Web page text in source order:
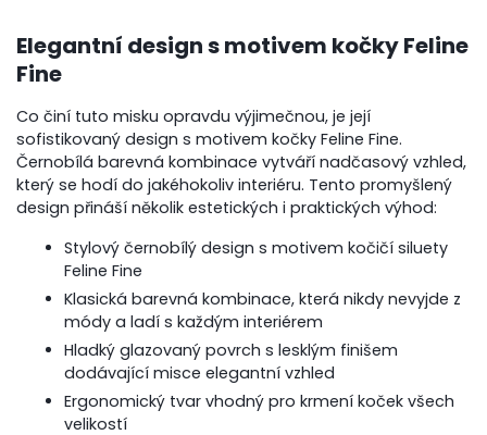
Elegantní design s motivem kočky Feline
Fine
Co činí tuto misku opravdu výjimečnou, je její
sofistikovaný design s motivem kočky Feline Fine.
Černobílá barevná kombinace vytváří nadčasový vzhled,
který se hodí do jakéhokoliv interiéru. Tento promyšlený
design přináší několik estetických i praktických výhod:
Stylový černobílý design s motivem kočičí siluety
Feline Fine
Klasická barevná kombinace, která nikdy nevyjde z
módy a ladí s každým interiérem
Hladký glazovaný povrch s lesklým finišem
dodávající misce elegantní vzhled
Ergonomický tvar vhodný pro krmení koček všech
velikostí